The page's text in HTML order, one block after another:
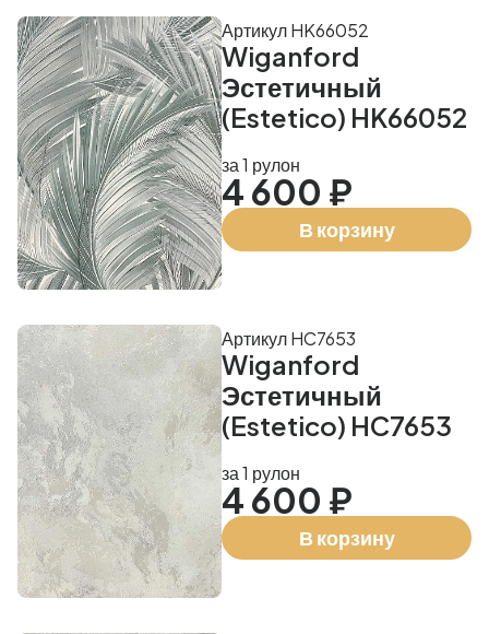
Wiganford
Эстетичный
(Estetico) HK66052
Артикул HK66052
за 1 рулон
4 600 ₽
В корзину
Wiganford
Эстетичный
(Estetico) HC7653
Артикул HC7653
за 1 рулон
4 600 ₽
В корзину